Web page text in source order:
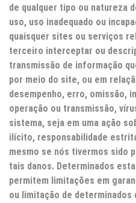
de qualquer tipo ou natureza
uso, uso inadequado ou
quaisquer sites ou serviços
terceiro interceptar ou
transmissão de informação
por meio do site, ou em
desempenho, erro, omissão,
operação ou transmissão,
sistema, seja em uma ação
ilícito, responsabilidade
mesmo se nós tivermos sido
tais danos. Determinados
permitem limitações em
ou limitação de determinados